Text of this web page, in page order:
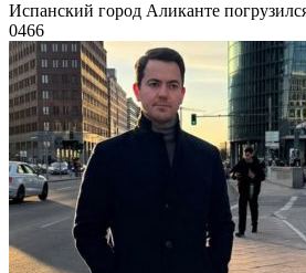
Испанский город Аликанте
0466